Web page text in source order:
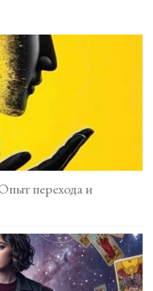
перехода и